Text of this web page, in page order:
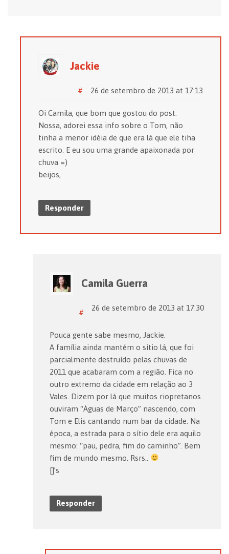
Jackie
26 de setembro de 2013 at 17:13
#
Oi Camila, que bom que gostou do post.
Nossa, adorei essa info sobre o Tom, não
tinha a menor idéia de que era lá que ele tiha
escrito. E eu sou uma grande apaixonada por
chuva =)
beijos,
Responder
Camila Guerra
26 de setembro de 2013 at 17:30
#
Pouca gente sabe mesmo, Jackie.
A família ainda mantém o sítio lá, que foi
parcialmente destruído pelas chuvas de
2011 que acabaram com a região. Fica no
outro extremo da cidade em relação ao 3
Vales. Dizem por lá que muitos riopretanos
ouviram “Águas de Março” nascendo, com
Tom e Elis cantando num bar da cidade. Na
época, a estrada para o sítio dele era aquilo
mesmo: “pau, pedra, fim do caminho”. Bem
fim de mundo mesmo. Rsrs..
[]’s
Responder